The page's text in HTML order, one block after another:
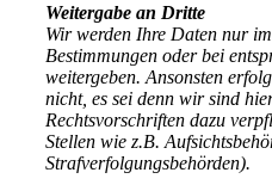
Weitergabe an Dritte
Wir werden Ihre Daten nur
Bestimmungen oder bei
weitergeben. Ansonsten
nicht, es sei denn wir sind
Rechtsvorschriften dazu
Stellen wie z.B.
Strafverfolgungsbehörden).